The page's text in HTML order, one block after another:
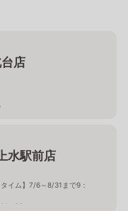
店
水駅前店
イム】7/6～8/31まで9：
－32